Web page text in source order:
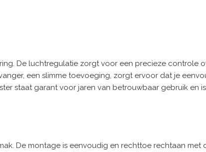
De luchtregulatie zorgt voor een precieze controle
een slimme toevoeging, zorgt ervoor dat je
staat garant voor jaren van betrouwbaar gebruik en
De montage is eenvoudig en rechttoe rechtaan met